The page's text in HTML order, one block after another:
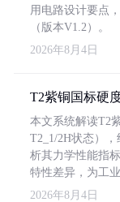
用电路设计要点
（版本V1.2）。
2026年8月4日
T2紫铜国标硬
本文系统解读T2
T2_1/2H状态）
析其力学性能指
特性差异，为工
2026年8月4日